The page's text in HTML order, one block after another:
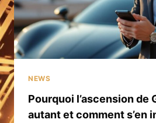
NEWS
Pourquoi l’ascension de
autant et comment s’en